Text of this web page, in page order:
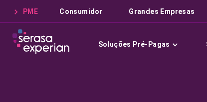
PME Consumidor Grandes Empresas
Soluções Pré-Pagas